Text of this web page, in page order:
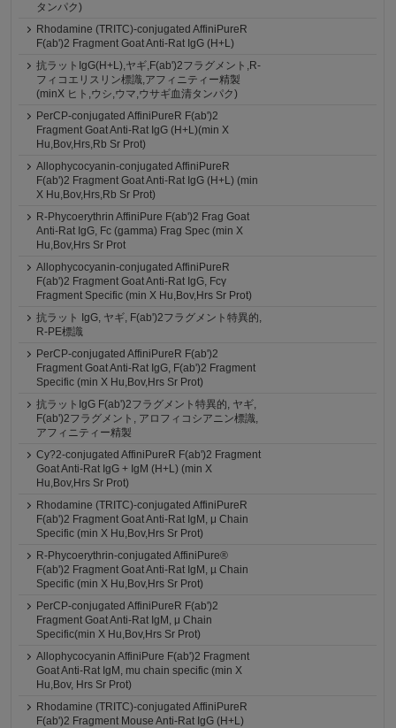
タンパク)
Rhodamine (TRITC)-conjugated AffiniPureR
F(ab')2 Fragment Goat Anti-Rat IgG (H+L)
抗ラットIgG(H+L),ヤギ,F(ab')2フラグメント,R-
フィコエリスリン標識,アフィニティー精製
(minX ヒト,ウシ,ウマ,ウサギ血清タンパク)
PerCP-conjugated AffiniPureR F(ab')2
Fragment Goat Anti-Rat IgG (H+L)(min X
Hu,Bov,Hrs,Rb Sr Prot)
Allophycocyanin-conjugated AffiniPureR
F(ab')2 Fragment Goat Anti-Rat IgG (H+L) (min
X Hu,Bov,Hrs,Rb Sr Prot)
R-Phycoerythrin AffiniPure F(ab')2 Frag Goat
Anti-Rat IgG, Fc (gamma) Frag Spec (min X
Hu,Bov,Hrs Sr Prot
Allophycocyanin-conjugated AffiniPureR
F(ab')2 Fragment Goat Anti-Rat IgG, Fcγ
Fragment Specific (min X Hu,Bov,Hrs Sr Prot)
抗ラット IgG, ヤギ, F(ab')2フラグメント特異的,
R-PE標識
PerCP-conjugated AffiniPureR F(ab')2
Fragment Goat Anti-Rat IgG, F(ab')2 Fragment
Specific (min X Hu,Bov,Hrs Sr Prot)
抗ラットIgG F(ab')2フラグメント特異的, ヤギ,
F(ab')2フラグメント, アロフィコシアニン標識,
アフィニティー精製
Cy?2-conjugated AffiniPureR F(ab')2 Fragment
Goat Anti-Rat IgG + IgM (H+L) (min X
Hu,Bov,Hrs Sr Prot)
Rhodamine (TRITC)-conjugated AffiniPureR
F(ab')2 Fragment Goat Anti-Rat IgM, μ Chain
Specific (min X Hu,Bov,Hrs Sr Prot)
R-Phycoerythrin-conjugated AffiniPure®
F(ab')2 Fragment Goat Anti-Rat IgM, µ Chain
Specific (min X Hu,Bov,Hrs Sr Prot)
PerCP-conjugated AffiniPureR F(ab')2
Fragment Goat Anti-Rat IgM, μ Chain
Specific(min X Hu,Bov,Hrs Sr Prot)
Allophycocyanin AffiniPure F(ab')2 Fragment
Goat Anti-Rat IgM, mu chain specific (min X
Hu,Bov, Hrs Sr Prot)
Rhodamine (TRITC)-conjugated AffiniPureR
F(ab')2 Fragment Mouse Anti-Rat IgG (H+L)